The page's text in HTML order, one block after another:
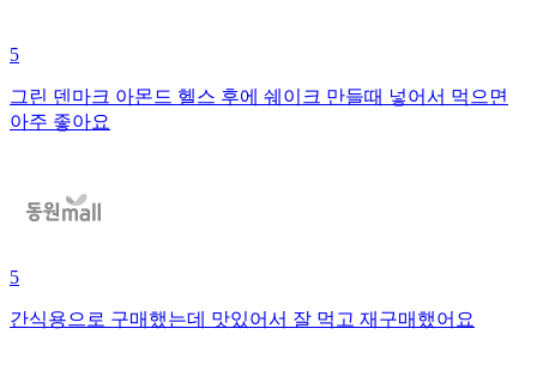
5
그린 덴마크 아몬드 헬스 후에 쉐이크 만들때 넣어서 먹으면
아주 좋아요
5
간식용으로 구매했는데 맛있어서 잘 먹고 재구매했어요